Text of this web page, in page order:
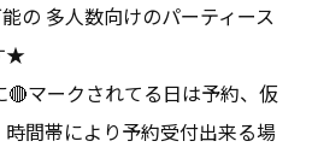
の 多人数向けのパーティース
★
マークされてる日は予約、仮
間帯により予約受付出来る場